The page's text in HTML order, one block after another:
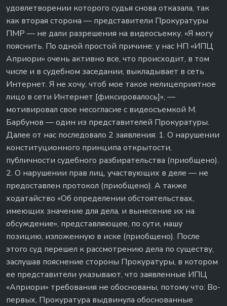
удовлетворении которого судья снова отказала, так
как вторая сторона — представители Прокуратуры
ПМР — не дали разрешения на видеосъемку. «Я могу
пояснить. По одной простой причине: у нас НП «ИПЦ
Априори» очень активно все, что происходит, в том
числе и в судебном заседании, выкладывает в сеть
Интернет. Я не хочу, чтоб мое такое нелицеприятное
лицо в сети Интернет [фиксировалось]», —
мотивировал свое несогласие с видеосъемкой М.
Барбунов — один из представителей Прокуратуры.
Далее от нас последовало 2 заявления: 1. О нарушении
конституционного принципа открытости,
публичности судебного разбирательства (приобщено).
2. О нарушении прав лиц, участвующих в деле — не
предоставлен протокол (приобщено). А также
ходатайство «Об определении обстоятельствах,
имеющих значение для дела, и вынесение их на
обсуждение», представляющее, по сути, нашу
позицию, изложенную в иске (приобщено). После
этого суд перешел к рассмотрению дела по существу,
заслушав пояснение стороны Прокуратуры, в котором
ее представители указывают, что заявленные ИПЦ
«Априори» требования не обоснованы, потому что: Во-
первых, Прокуратура выдвинула обоснованные